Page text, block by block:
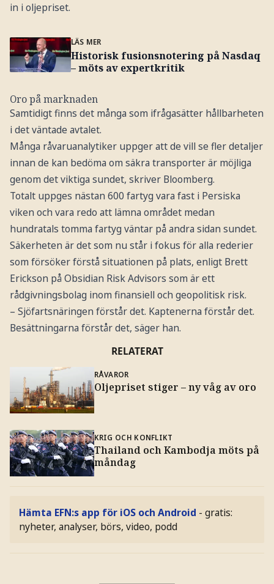
in i oljepriset.
LÄS MER
Historisk fusionsnotering på Nasdaq
– möts av expertkritik
Oro på marknaden
Samtidigt finns det många som ifrågasätter hållbarheten
i det väntade avtalet.
Många råvaruanalytiker uppger att de vill se fler detaljer
innan de kan bedöma om säkra transporter är möjliga
genom det viktiga sundet, skriver Bloomberg.
Totalt uppges nästan 600 fartyg vara fast i Persiska
viken och vara redo att lämna området medan
hundratals tomma fartyg väntar på andra sidan sundet.
Säkerheten är det som nu står i fokus för alla rederier
som försöker förstå situationen på plats, enligt Brett
Erickson på Obsidian Risk Advisors som är ett
rådgivningsbolag inom finansiell och geopolitisk risk.
– Sjöfartsnäringen förstår det. Kaptenerna förstår det.
Besättningarna förstår det, säger han.
RELATERAT
RÅVAROR
Oljepriset stiger – ny våg av oro
KRIG OCH KONFLIKT
Thailand och Kambodja möts på
måndag
Hämta EFN:s app för iOS och Android - gratis:
nyheter, analyser, börs, video, podd